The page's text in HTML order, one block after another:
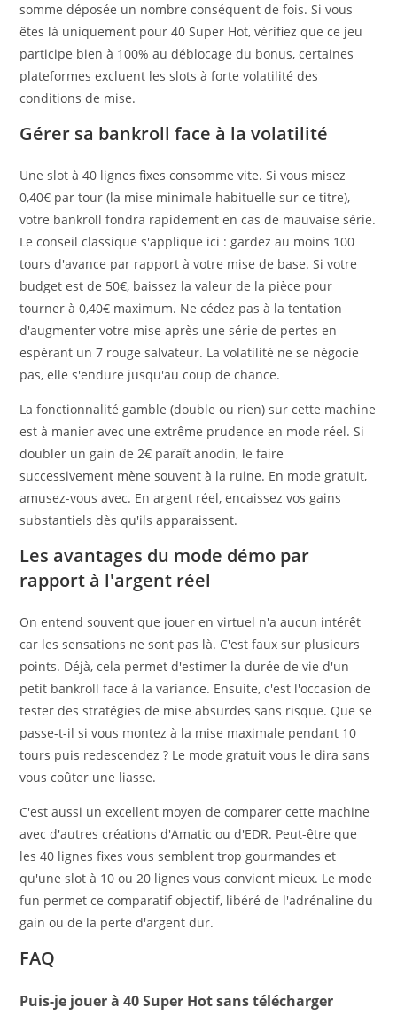
somme déposée un nombre conséquent de fois. Si vous
êtes là uniquement pour 40 Super Hot, vérifiez que ce jeu
participe bien à 100% au déblocage du bonus, certaines
plateformes excluent les slots à forte volatilité des
conditions de mise.
Gérer sa bankroll face à la volatilité
Une slot à 40 lignes fixes consomme vite. Si vous misez
0,40€ par tour (la mise minimale habituelle sur ce titre),
votre bankroll fondra rapidement en cas de mauvaise série.
Le conseil classique s'applique ici : gardez au moins 100
tours d'avance par rapport à votre mise de base. Si votre
budget est de 50€, baissez la valeur de la pièce pour
tourner à 0,40€ maximum. Ne cédez pas à la tentation
d'augmenter votre mise après une série de pertes en
espérant un 7 rouge salvateur. La volatilité ne se négocie
pas, elle s'endure jusqu'au coup de chance.
La fonctionnalité gamble (double ou rien) sur cette machine
est à manier avec une extrême prudence en mode réel. Si
doubler un gain de 2€ paraît anodin, le faire
successivement mène souvent à la ruine. En mode gratuit,
amusez-vous avec. En argent réel, encaissez vos gains
substantiels dès qu'ils apparaissent.
Les avantages du mode démo par
rapport à l'argent réel
On entend souvent que jouer en virtuel n'a aucun intérêt
car les sensations ne sont pas là. C'est faux sur plusieurs
points. Déjà, cela permet d'estimer la durée de vie d'un
petit bankroll face à la variance. Ensuite, c'est l'occasion de
tester des stratégies de mise absurdes sans risque. Que se
passe-t-il si vous montez à la mise maximale pendant 10
tours puis redescendez ? Le mode gratuit vous le dira sans
vous coûter une liasse.
C'est aussi un excellent moyen de comparer cette machine
avec d'autres créations d'Amatic ou d'EDR. Peut-être que
les 40 lignes fixes vous semblent trop gourmandes et
qu'une slot à 10 ou 20 lignes vous convient mieux. Le mode
fun permet ce comparatif objectif, libéré de l'adrénaline du
gain ou de la perte d'argent dur.
FAQ
Puis-je jouer à 40 Super Hot sans télécharger